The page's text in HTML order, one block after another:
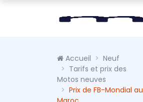
Accueil
Neuf
Tarifs et prix des
Motos neuves
Prix de FB-Mondial au